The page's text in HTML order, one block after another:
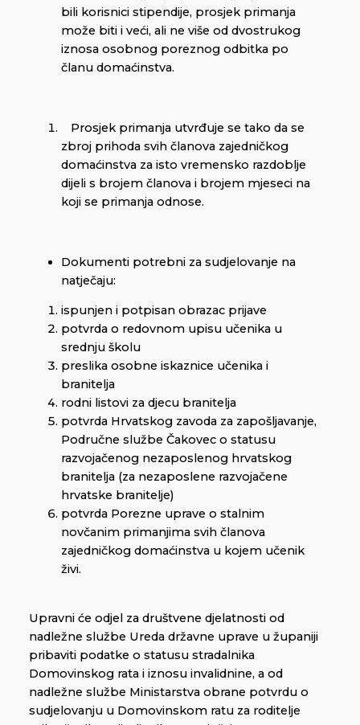
bili korisnici stipendije, prosjek primanja
može biti i veći, ali ne više od dvostrukog
iznosa osobnog poreznog odbitka po
članu domaćinstva.
Prosjek primanja utvrđuje se tako da se
zbroj prihoda svih članova zajedničkog
domaćinstva za isto vremensko razdoblje
dijeli s brojem članova i brojem mjeseci na
koji se primanja odnose.
Dokumenti potrebni za sudjelovanje na
natječaju:
ispunjen i potpisan obrazac prijave
potvrda o redovnom upisu učenika u
srednju školu
preslika osobne iskaznice učenika i
branitelja
rodni listovi za djecu branitelja
potvrda Hrvatskog zavoda za zapošljavanje,
Područne službe Čakovec o statusu
razvojačenog nezaposlenog hrvatskog
branitelja (za nezaposlene razvojačene
hrvatske branitelje)
potvrda Porezne uprave o stalnim
novčanim primanjima svih članova
zajedničkog domaćinstva u kojem učenik
živi.
Upravni će odjel za društvene djelatnosti od
nadležne službe Ureda državne uprave u županiji
pribaviti podatke o statusu stradalnika
Domovinskog rata i iznosu invalidnine, a od
nadležne službe Ministarstva obrane potvrdu o
sudjelovanju u Domovinskom ratu za roditelje